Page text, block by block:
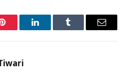
Pinterest LinkedInTumblr Email